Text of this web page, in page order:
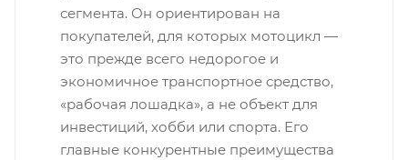
сегмента. Он ориентирован на
покупателей, для которых мотоцикл —
это прежде всего недорогое и
экономичное транспортное средство,
«рабочая лошадка», а не объект для
инвестиций, хобби или спорта. Его
главные конкурентные преимущества